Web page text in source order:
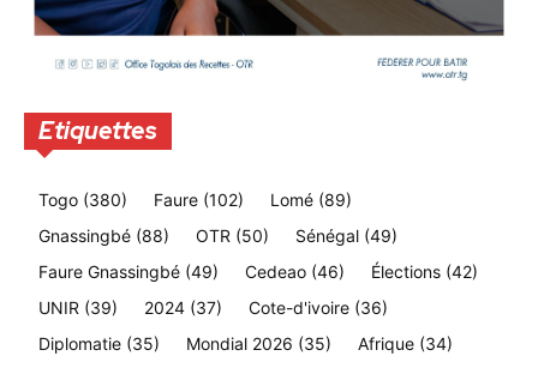
Etiquettes
Togo (380) Faure (102) Lomé (89)
Gnassingbé (88) OTR (50) Sénégal (49)
Faure Gnassingbé (49) Cedeao (46) Élections (42)
UNIR (39) 2024 (37) Cote-d'ivoire (36)
Diplomatie (35) Mondial 2026 (35) Afrique (34)